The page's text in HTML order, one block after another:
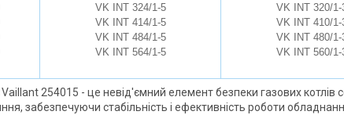
VK INT 324/1-5
VK INT 414/1-5
VK INT 484/1-5
VK INT 564/1-5
VK INT 320/1-
VK INT 410/1-
VK INT 480/1-
VK INT 560/1-
254015 - це невід'ємний елемент безпеки газових котлів
забезпечуючи стабільність і ефективність роботи